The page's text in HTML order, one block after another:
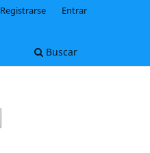
Buscar
Registrarse Entrar